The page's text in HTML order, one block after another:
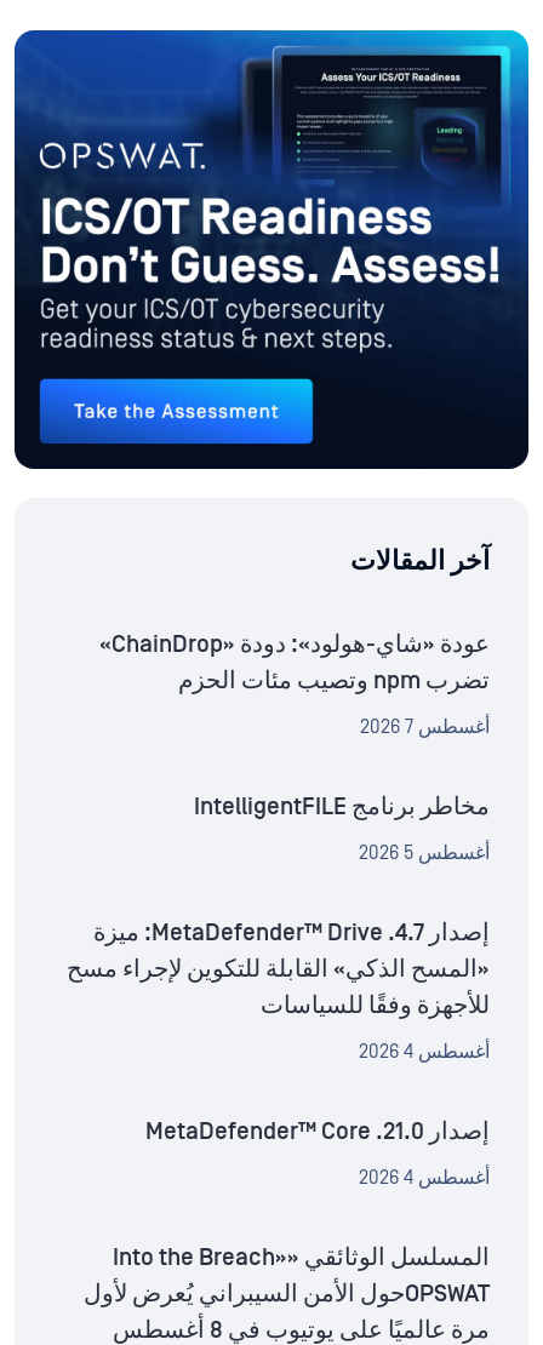
آخر المقالات
عودة «شاي-هولود»: دودة «ChainDrop»
تضرب npm وتصيب مئات الحزم
أغسطس 7 2026
مخاطر برنامج IntelligentFILE
أغسطس 5 2026
إصدار MetaDefender™ Drive .4.7: ميزة
«المسح الذكي» القابلة للتكوين لإجراء مسح
للأجهزة وفقًا للسياسات
أغسطس 4 2026
إصدار MetaDefender™ Core .21.0
أغسطس 4 2026
المسلسل الوثائقي «Into the Breach»
OPSWATحول الأمن السيبراني يُعرض لأول
مرة عالميًا على يوتيوب في 8 أغسطس